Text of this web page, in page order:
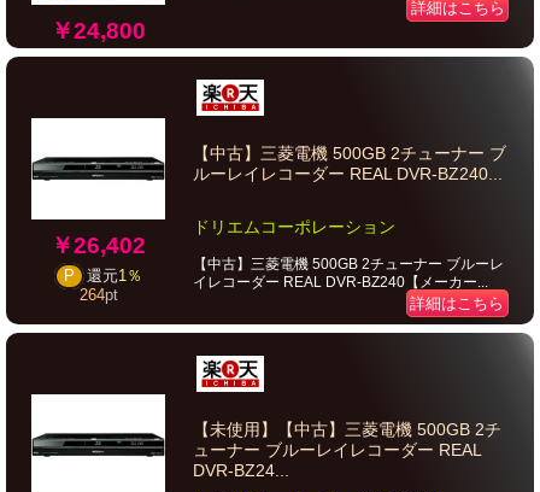
￥24,800
詳細はこちら
￥26,402
P 還元1％
264pt
【中古】三菱電機 500GB 2チューナー ブ
ルーレイレコーダー REAL DVR-BZ240...
ドリエムコーポレーション
【中古】三菱電機 500GB 2チューナー ブルーレ
イレコーダー REAL DVR-BZ240【メーカー...
詳細はこちら
【未使用】【中古】三菱電機 500GB 2チ
ューナー ブルーレイレコーダー REAL
DVR-BZ24...